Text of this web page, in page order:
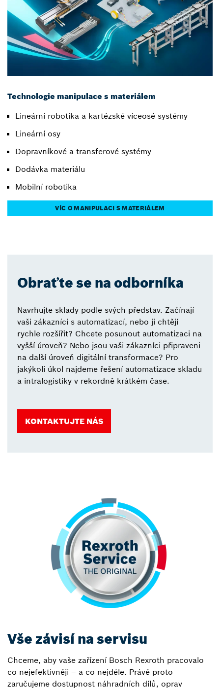
Technologie manipulace s materiálem
Lineární robotika a kartézské víceosé systémy
Lineární osy
Dopravníkové a transferové systémy
Dodávka materiálu
Mobilní robotika
VÍC O MANIPULACI S MATERIÁLEM
Obraťte se na odborníka
Navrhujte sklady podle svých představ. Začínají
vaši zákazníci s automatizací, nebo ji chtějí
rychle rozšířit? Chcete posunout automatizaci na
vyšší úroveň? Nebo jsou vaši zákazníci připraveni
na další úroveň digitální transformace? Pro
jakýkoli úkol najdeme řešení automatizace skladu
a intralogistiky v rekordně krátkém čase.
KONTAKTUJTE NÁS
Vše závisí na servisu
Chceme, aby vaše zařízení Bosch Rexroth pracovalo
co nejefektivněji – a co nejdéle. Právě proto
zaručujeme dostupnost náhradních dílů, oprav